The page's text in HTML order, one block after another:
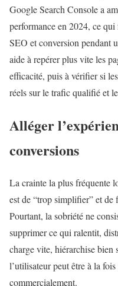
Google Search Console a
performance en 2024, ce
SEO et conversion pendant
aide à repérer plus vite les
efficacité, puis à vérifier si
réels sur le trafic qualifié et
Alléger
conversions
La crainte la plus fréquente
est de “trop simplifier” et de
Pourtant, la sobriété ne
supprimer ce qui ralentit,
charge vite, hiérarchise bien
l’utilisateur peut être à la
commercialement.